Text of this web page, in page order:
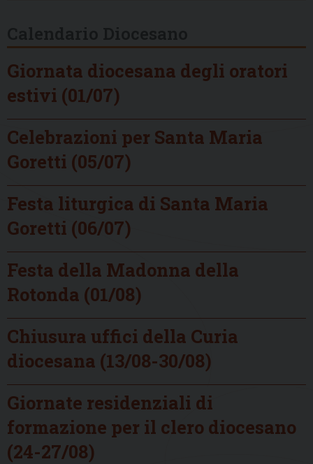
Giornata diocesana degli oratori
estivi (01/07)
Celebrazioni per Santa Maria
Goretti (05/07)
Festa liturgica di Santa Maria
Goretti (06/07)
Festa della Madonna della
Rotonda (01/08)
Chiusura uffici della Curia
diocesana (13/08-30/08)
Giornate residenziali di
formazione per il clero diocesano
(24-27/08)